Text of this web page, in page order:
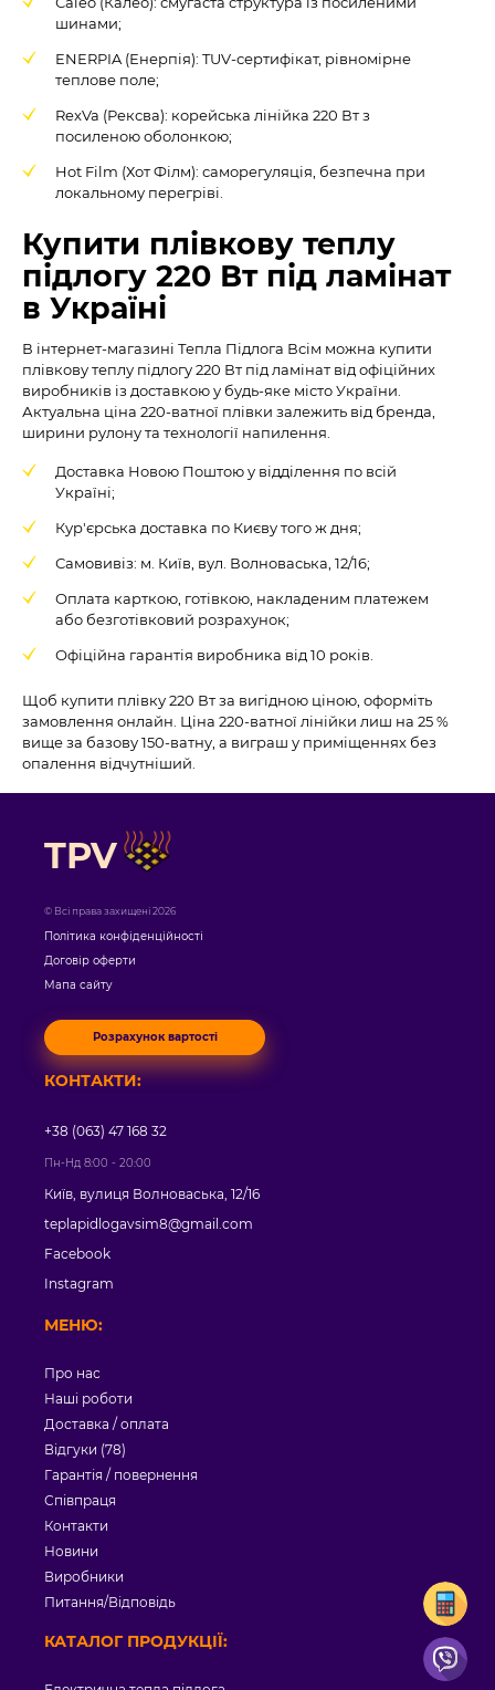
шинами;
ENERPIA (Енерпія): TUV-сертифікат, рівномірне
теплове поле;
RexVa (Рексва): корейська лінійка 220 Вт з
посиленою оболонкою;
Hot Film (Хот Філм): саморегуляція, безпечна при
локальному перегріві.
Купити плівкову теплу
підлогу 220 Вт під ламінат
в Україні
В інтернет-магазині Тепла Підлога Всім можна купити
плівкову теплу підлогу 220 Вт під ламінат від офіційних
виробників із доставкою у будь-яке місто України.
Актуальна ціна 220-ватної плівки залежить від бренда,
ширини рулону та технології напилення.
Доставка Новою Поштою у відділення по всій
Україні;
Кур'єрська доставка по Києву того ж дня;
Самовивіз: м. Київ, вул. Волноваська, 12/16;
Оплата карткою, готівкою, накладеним платежем
або безготівковий розрахунок;
Офіційна гарантія виробника від 10 років.
Щоб купити плівку 220 Вт за вигідною ціною, оформіть
замовлення онлайн. Ціна 220-ватної лінійки лиш на 25 %
вище за базову 150-ватну, а виграш у приміщеннях без
опалення відчутніший.
TPV
© Всі права захищені 2026
Політика конфіденційності
Договір оферти
Мапа сайту
Розрахунок вартості
МЕНЮ:
Про нас
Наші роботи
Доставка / оплата
Відгуки (78)
Гарантія / повернення
Співпраця
Контакти
Новини
Виробники
Питання/Відповідь
КАТАЛОГ ПРОДУКЦІЇ:
КОНТАКТИ:
+38 (063) 47 168 32
Пн-Нд 8:00 - 20:00
Київ, вулиця Волноваська, 12/16
teplapidlogavsim8@gmail.com
Facebook
Instagram